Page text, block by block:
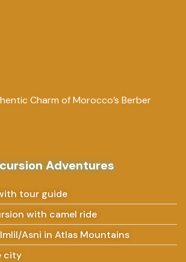
Charm of Morocco’s Berber
Adventures
tour guide
with camel ride
Asni in Atlas Mountains
city